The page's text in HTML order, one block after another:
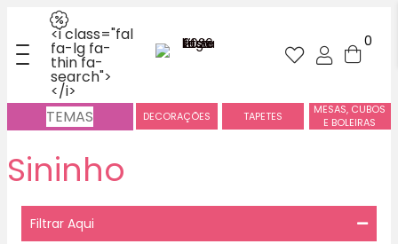
<i class="fal
fa-lg fa-
thin fa-
search">
</i>
0
TEMAS DECORAÇÕES TAPETES
MESAS, CUBOS
E BOLEIRAS
Sininho
Filtrar Aqui